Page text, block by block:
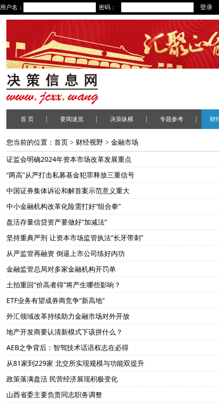
用户名： 密码：
首 页 要闻速览 决策纵横 专题参考 财
您当前的位置： 首页 > 财经视野 > 金融市场
证监会明确2024年资本市场改革发展重点
“两高”从严打击私募基金犯罪释放三重信号
中国证券集体诉讼和解首案示范意义重大
中小金融机构改革化险需打好“组合拳”
盘活存量信贷资产要做好“加减法”
坚持重典严刑 让资本市场监管执法“长牙带刺”
从严监管再融资 倒逼上市公司练好内功
金融监管总局对多家金融机构开罚单
土拍重回“价高者得”将产生哪些影响？
ETF业务有望成券商竞争“新高地”
外汇领域改革持续助力金融市场对外开放
地产开发商要认清新模式下该拼什么？
AEB之争背后：智驾技术话语权志在必得
从81家到229家 北交所实现规模与功能双提升
政策落满盘活 民营经济展现积极变化
山西省委主要负责同志职务调整